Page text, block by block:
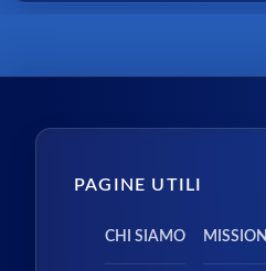
PAGINE UTILI
CHI SIAMO MISSION